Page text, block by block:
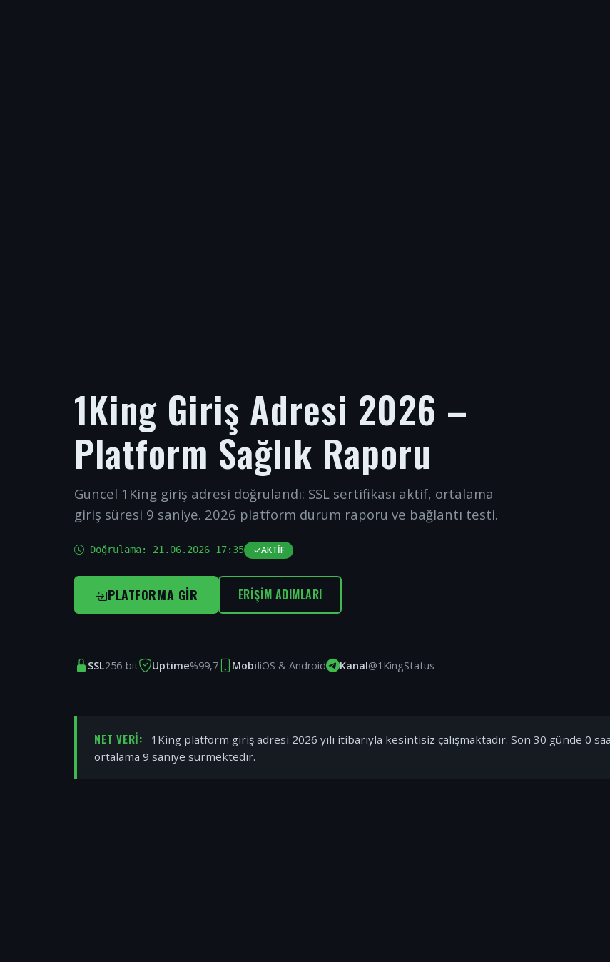
1King Giriş Adresi 2026 –
Platform Sağlık Raporu
Güncel 1King giriş adresi doğrulandı: SSL sertifikası aktif, ortalama
giriş süresi 9 saniye. 2026 platform durum raporu ve bağlantı testi.
Doğrulama: 21.06.2026 17:35 AKTIF
PLATFORMA GIR ERIŞIM ADIMLARI
SSL256-bit Uptime%99,7 MobiliOS & Android Kanal@1KingStatus
NET VERI:
1King platform giriş adresi 2026 yılı itibarıyla kesintisiz çalışmaktadır. Son 30 günde 0
ortalama 9 saniye sürmektedir.